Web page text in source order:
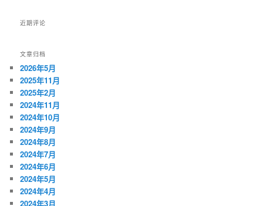
近期评论
文章归档
2026年5月
2025年11月
2025年2月
2024年11月
2024年10月
2024年9月
2024年8月
2024年7月
2024年6月
2024年5月
2024年4月
2024年3月